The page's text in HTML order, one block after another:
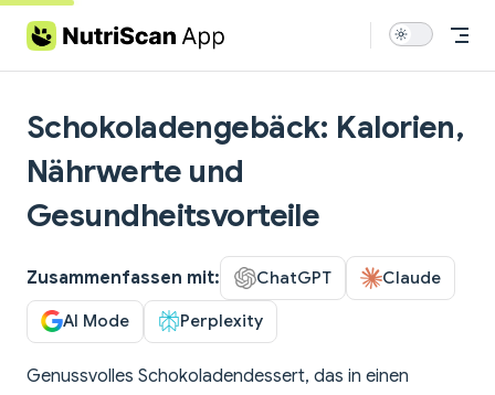
Skip to content
Schokoladengebäck: Kalorien,
Nährwerte und
Gesundheitsvorteile
Zusammenfassen mit: ChatGPT Claude
AI Mode Perplexity
Genussvolles Schokoladendessert, das in einen